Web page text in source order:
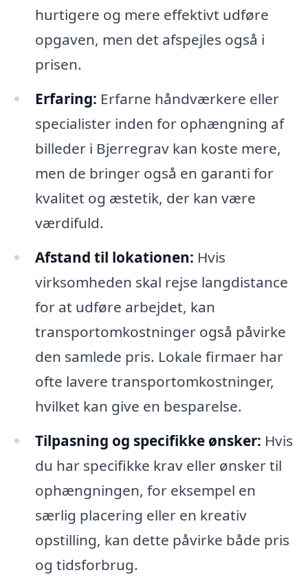
hurtigere og mere effektivt udføre
opgaven, men det afspejles også i
prisen.
Erfaring: Erfarne håndværkere eller
specialister inden for ophængning af
billeder i Bjerregrav kan koste mere,
men de bringer også en garanti for
kvalitet og æstetik, der kan være
værdifuld.
Afstand til lokationen: Hvis
virksomheden skal rejse langdistance
for at udføre arbejdet, kan
transportomkostninger også påvirke
den samlede pris. Lokale firmaer har
ofte lavere transportomkostninger,
hvilket kan give en besparelse.
Tilpasning og specifikke ønsker: Hvis
du har specifikke krav eller ønsker til
ophængningen, for eksempel en
særlig placering eller en kreativ
opstilling, kan dette påvirke både pris
og tidsforbrug.